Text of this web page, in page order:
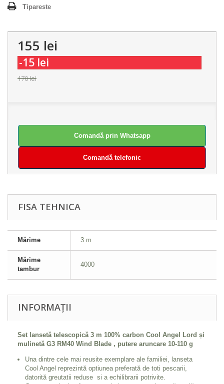
Tipareste
155 lei
-15 lei
170 lei
Comandă prin Whatsapp
Comandă telefonic
FISA TEHNICA
Mărime 3 m
Mărime
tambur
4000
INFORMAȚII
Set lansetă telescopică 3 m 100% carbon Cool Angel Lord și
mulinetă G3 RM40 Wind Blade , putere aruncare 10-110 g
Una dintre cele mai reusite exemplare ale familiei, lanseta
Cool Angel reprezintă optiunea preferată de toti pescarii,
datorită greutatii reduse si a echilibrarii potrivite.